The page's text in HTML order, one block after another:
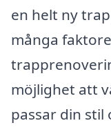
en helt ny
många
möjlighet att
passar din stil